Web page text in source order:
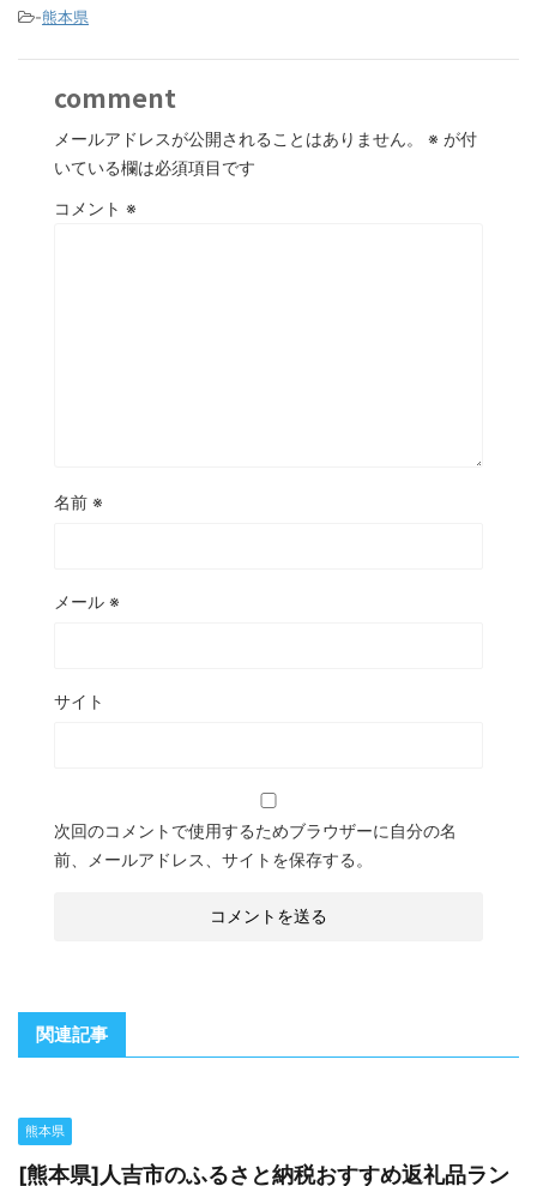
-熊本県
comment
メールアドレスが公開されることはありません。 ※ が付
いている欄は必須項目です
コメント ※
名前 ※
メール ※
サイト
次回のコメントで使用するためブラウザーに自分の名
前、メールアドレス、サイトを保存する。
関連記事
熊本県
[熊本県]人吉市のふるさと納税おすすめ返礼品ラン